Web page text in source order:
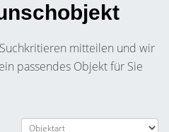
mitteilen und wir
passendes Objekt für Sie